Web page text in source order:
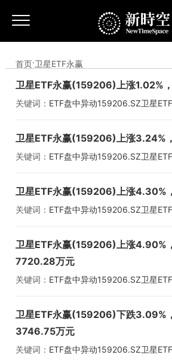
首页·卫星ETF永赢
卫星ETF永赢(159206)上涨1.02%
关键词： ETF盘中异动159206.SZ卫星
卫星ETF永赢(159206)上涨3.24%
关键词： ETF盘中异动159206.SZ卫星
卫星ETF永赢(159206)上涨4.30%
关键词： ETF盘中异动159206.SZ卫星
卫星ETF永赢(159206)上涨4.90%
7720.28万元
关键词： ETF盘中异动159206.SZ卫星
卫星ETF永赢(159206)下跌3.09%
3746.75万元
关键词： ETF盘中异动159206.SZ卫星